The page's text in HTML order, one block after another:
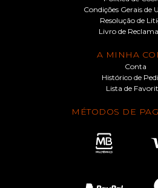
Condições Gerais de
Resolução de
Livro de
A MINHA
Conta
Histórico de
Lista de
MÉTODOS DE